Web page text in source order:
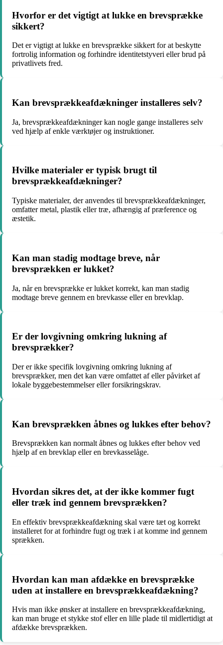
Hvorfor er det vigtigt at lukke en brevsprække
sikkert?
Det er vigtigt at lukke en brevsprække sikkert for at beskytte
fortrolig information og forhindre identitetstyveri eller brud på
privatlivets fred.
Kan brevsprækkeafdækninger installeres selv?
Ja, brevsprækkeafdækninger kan nogle gange installeres selv
ved hjælp af enkle værktøjer og instruktioner.
Hvilke materialer er typisk brugt til
brevsprækkeafdækninger?
Typiske materialer, der anvendes til brevsprækkeafdækninger,
omfatter metal, plastik eller træ, afhængig af præference og
æstetik.
Kan man stadig modtage breve, når
brevsprækken er lukket?
Ja, når en brevsprække er lukket korrekt, kan man stadig
modtage breve gennem en brevkasse eller en brevklap.
Er der lovgivning omkring lukning af
brevsprækker?
Der er ikke specifik lovgivning omkring lukning af
brevsprækker, men det kan være omfattet af eller påvirket af
lokale byggebestemmelser eller forsikringskrav.
Kan brevsprækken åbnes og lukkes efter behov?
Brevsprækken kan normalt åbnes og lukkes efter behov ved
hjælp af en brevklap eller en brevkasselåge.
Hvordan sikres det, at der ikke kommer fugt
eller træk ind gennem brevsprækken?
En effektiv brevsprækkeafdækning skal være tæt og korrekt
installeret for at forhindre fugt og træk i at komme ind gennem
sprækken.
Hvordan kan man afdække en brevsprække
uden at installere en brevsprækkeafdækning?
Hvis man ikke ønsker at installere en brevsprækkeafdækning,
kan man bruge et stykke stof eller en lille plade til midlertidigt at
afdække brevsprækken.